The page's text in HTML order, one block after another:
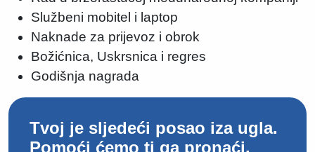
Službeni mobitel i laptop
Naknade za prijevoz i obrok
Božićnica, Uskrsnica i regres
Godišnja nagrada
Tvoj je sljedeći posao iza ugla.
Pomoći ćemo ti ga pronaći.